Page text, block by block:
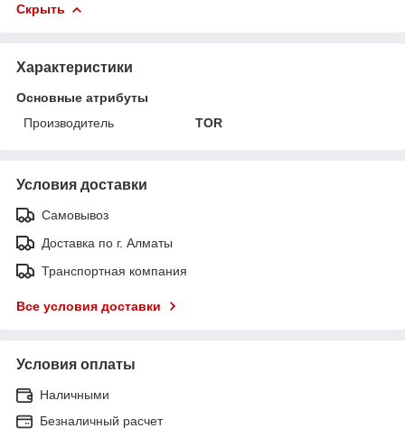
Скрыть
Характеристики
Основные атрибуты
Производитель
TOR
Условия доставки
Самовывоз
Доставка по г. Алматы
Транспортная компания
Все условия доставки
Условия оплаты
Наличными
Безналичный расчет